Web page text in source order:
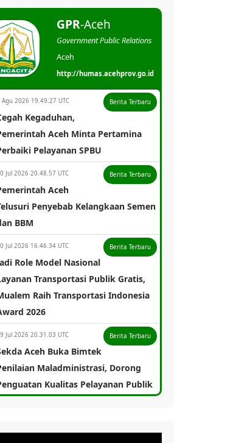
GPR-Aceh
Government Public Relations
Aceh
http://humas.acehprov.go.id
Agu 2026 19.49.27 UTC Berita Terbaru
Kegaduhan,
Aceh Minta Pertamina
Pelayanan SPBU
Jul 2026 20.48.57 UTC Berita Terbaru
Aceh
Penyebab Kelangkaan Semen
BBM
Jul 2026 16.46.34 UTC Berita Terbaru
Role Model Nasional
Transportasi Publik Gratis,
Raih Transportasi Indonesia
2026
Jul 2026 20.31.03 UTC Berita Terbaru
Aceh Buka Bimtek
Maladministrasi, Dorong
Kualitas Pelayanan Publik